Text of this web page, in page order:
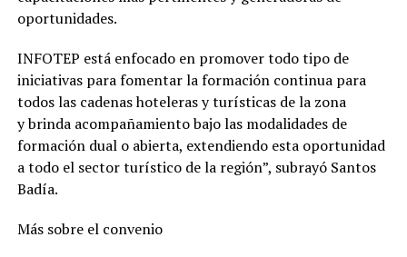
oportunidades.
INFOTEP está enfocado en promover todo tipo de
iniciativas para fomentar la formación continua para
todos las cadenas hoteleras y turísticas de la zona
y brinda acompañamiento bajo las modalidades de
formación dual o abierta, extendiendo esta oportunidad
a todo el sector turístico de la región”, subrayó Santos
Badía.
Más sobre el convenio